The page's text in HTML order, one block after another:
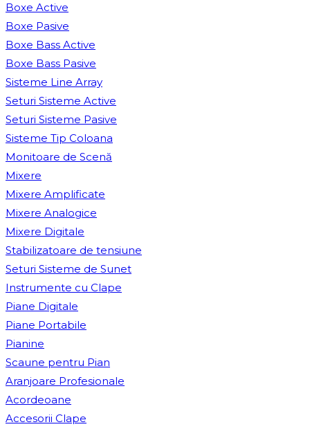
Boxe Active
Boxe Pasive
Boxe Bass Active
Boxe Bass Pasive
Sisteme Line Array
Seturi Sisteme Active
Seturi Sisteme Pasive
Sisteme Tip Coloana
Monitoare de Scenă
Mixere
Mixere Amplificate
Mixere Analogice
Mixere Digitale
Stabilizatoare de tensiune
Seturi Sisteme de Sunet
Instrumente cu Clape
Piane Digitale
Piane Portabile
Pianine
Scaune pentru Pian
Aranjoare Profesionale
Acordeoane
Accesorii Clape